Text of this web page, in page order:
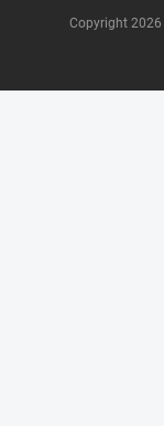
Copyright 2026